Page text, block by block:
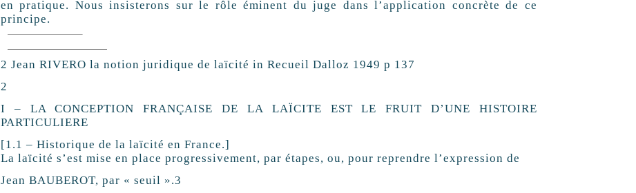
en pratique. Nous insisterons sur le rôle éminent du juge dans l’application concrète de ce
principe.
2 Jean RIVERO la notion juridique de laïcité in Recueil Dalloz 1949 p 137
2
I – LA CONCEPTION FRANÇAISE DE LA LAÏCITE EST LE FRUIT D’UNE HISTOIRE
PARTICULIERE
[1.1 – Historique de la laïcité en France.]
La laïcité s’est mise en place progressivement, par étapes, ou, pour reprendre l’expression de
Jean BAUBEROT, par « seuil ».3